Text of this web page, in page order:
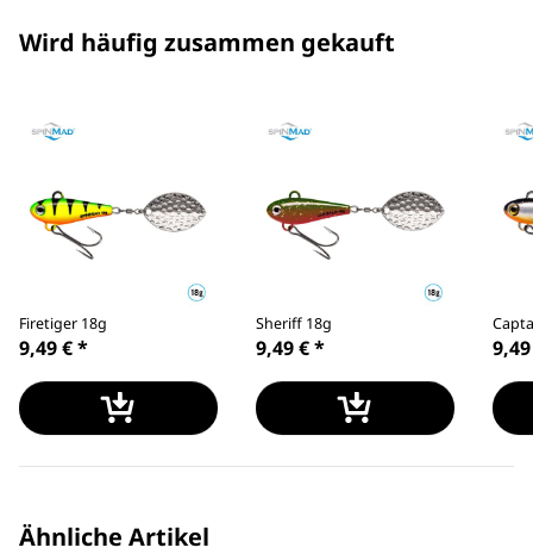
Wird häufig zusammen gekauft
Firetiger 18g
9,49 €*
Sheriff 18g
9,49 €*
Ähnliche Artikel